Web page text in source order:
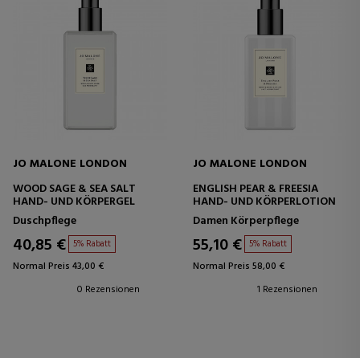
JO MALONE LONDON
WOOD SAGE & SEA SALT
HAND- UND KÖRPERGEL
Duschpflege
40,85 € 5% Rabatt
Normal Preis 43,00 €
0 Rezensionen
JO MALONE LONDON
ENGLISH PEAR & FREESIA
HAND- UND KÖRPERLOTION
Damen Körperpflege
55,10 € 5% Rabatt
Normal Preis 58,00 €
1 Rezensionen